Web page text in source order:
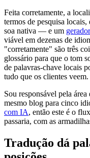
Feita corretamente, a
termos de pesquisa
soa nativa — e um
viável em dezenas de
"corretamente" são três
glossário para que o tom
de palavras-chave locais
tudo que os clientes veem.
Sou responsável pela área
mesmo blog para cinco
com IA, então este é o
passaria, com as
Tradução dá